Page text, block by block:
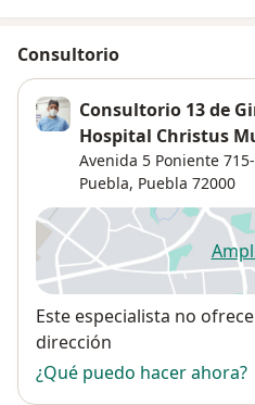
Consultorio
Consultorio 13 de
Hospital Christus
Avenida 5 Poniente
Puebla, Puebla 72000
Disponibilidad
Este especialista no
dirección
¿Qué puedo hacer ahora?